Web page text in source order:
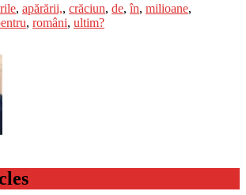
, apărării,, crăciun, de,în, milioane,
, români, ultim?